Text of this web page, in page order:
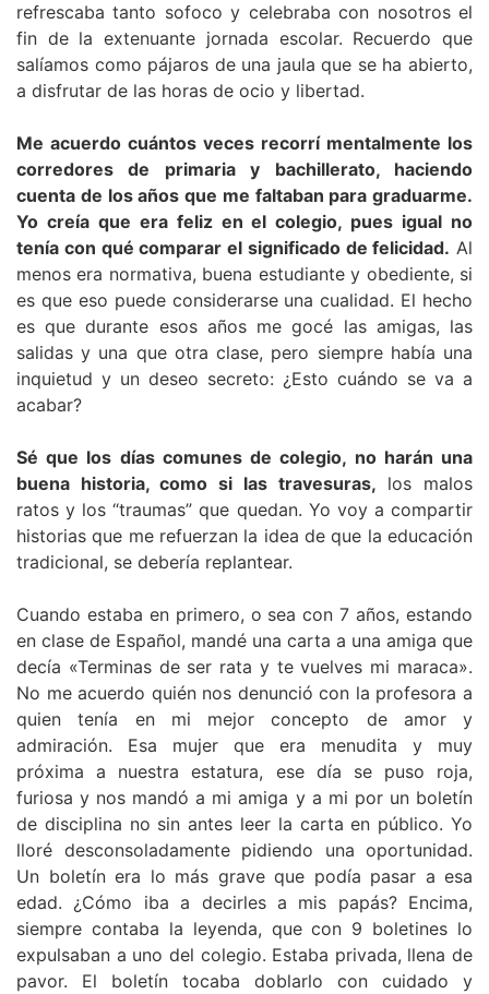
refrescaba tanto sofoco y celebraba con nosotros el
fin de la extenuante jornada escolar. Recuerdo que
salíamos como pájaros de una jaula que se ha abierto,
a disfrutar de las horas de ocio y libertad.
Me acuerdo cuántos veces recorrí mentalmente los
corredores de primaria y bachillerato, haciendo
cuenta de los años que me faltaban para graduarme.
Yo creía que era feliz en el colegio, pues igual no
tenía con qué comparar el significado de felicidad. Al
menos era normativa, buena estudiante y obediente, si
es que eso puede considerarse una cualidad. El hecho
es que durante esos años me gocé las amigas, las
salidas y una que otra clase, pero siempre había una
inquietud y un deseo secreto: ¿Esto cuándo se va a
acabar?
Sé que los días comunes de colegio, no harán una
buena historia, como si las travesuras, los malos
ratos y los “traumas” que quedan. Yo voy a compartir
historias que me refuerzan la idea de que la educación
tradicional, se debería replantear.
Cuando estaba en primero, o sea con 7 años, estando
en clase de Español, mandé una carta a una amiga que
decía «Terminas de ser rata y te vuelves mi maraca».
No me acuerdo quién nos denunció con la profesora a
quien tenía en mi mejor concepto de amor y
admiración. Esa mujer que era menudita y muy
próxima a nuestra estatura, ese día se puso roja,
furiosa y nos mandó a mi amiga y a mi por un boletín
de disciplina no sin antes leer la carta en público. Yo
lloré desconsoladamente pidiendo una oportunidad.
Un boletín era lo más grave que podía pasar a esa
edad. ¿Cómo iba a decirles a mis papás? Encima,
siempre contaba la leyenda, que con 9 boletines lo
expulsaban a uno del colegio. Estaba privada, llena de
pavor. El boletín tocaba doblarlo con cuidado y